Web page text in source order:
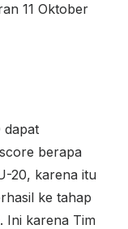
11 Oktober
dapat
berapa
20, karena itu
ke tahap
Ini karena Tim